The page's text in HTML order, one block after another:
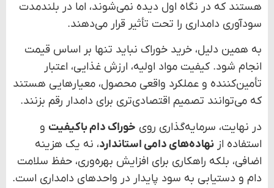
هستند که در نگاه اول دیده نمی‌شوند، اما در بلندمدت
سودآوری دامداری را تحت تأثیر قرار می‌دهند.
به همین دلیل، خرید خوراک نباید تنها بر اساس قیمت
انجام شود. کیفیت مواد اولیه، ارزش غذایی، اعتبار
تأمین‌کننده و عملکرد واقعی محصول، معیارهایی هستند
که می‌توانند تصمیم اقتصادی‌تری برای دامدار رقم بزنند.
در نهایت، سرمایه‌گذاری روی خوراک دام باکیفیت و
استفاده از نهاده‌های دامی استاندارد، نه یک هزینه
اضافی، بلکه راهکاری برای افزایش بهره‌وری، حفظ سلامت
دام و دستیابی به سود پایدار در واحدهای دامداری است.